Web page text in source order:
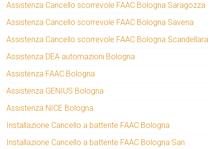
Assistenza Cancello scorrevole FAAC Bologna Saragozza
Assistenza Cancello scorrevole FAAC Bologna Savena
Assistenza Cancello scorrevole FAAC Bologna Scandellara
Assistenza DEA automazioni Bologna
Assistenza FAAC Bologna
Assistenza GENIUS Bologna
Assistenza NICE Bologna
Installazione Cancello a battente FAAC Bologna
Installazione Cancello a battente FAAC Bologna San